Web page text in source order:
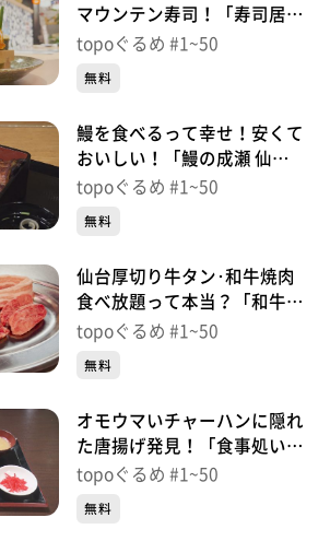
マウンテン寿司！「寿司居酒
屋センダイ」（宮城野区榴
topoぐるめ #1~50
無料
鰻を食べるって幸せ！安くて
おいしい！「鰻の成瀬 仙台
一番町店」（青葉区一番町）
topoぐるめ #1~50
無料
仙台厚切り牛タン･和牛焼肉
食べ放題って本当？「和牛焼
肉ジョ〜カー。」（青葉区中
topoぐるめ #1~50
無料
オモウマいチャーハンに隠れ
た唐揚げ発見！「食事処いな
穂」（大和町吉田まほろば）
topoぐるめ #1~50
無料